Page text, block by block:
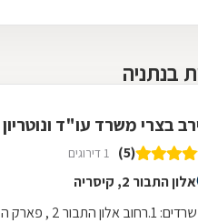
בנתניה
בצרי משרד עו"ד ונוטריון
(5) 1 דירוגים
אלון התבור 2, קיסריה